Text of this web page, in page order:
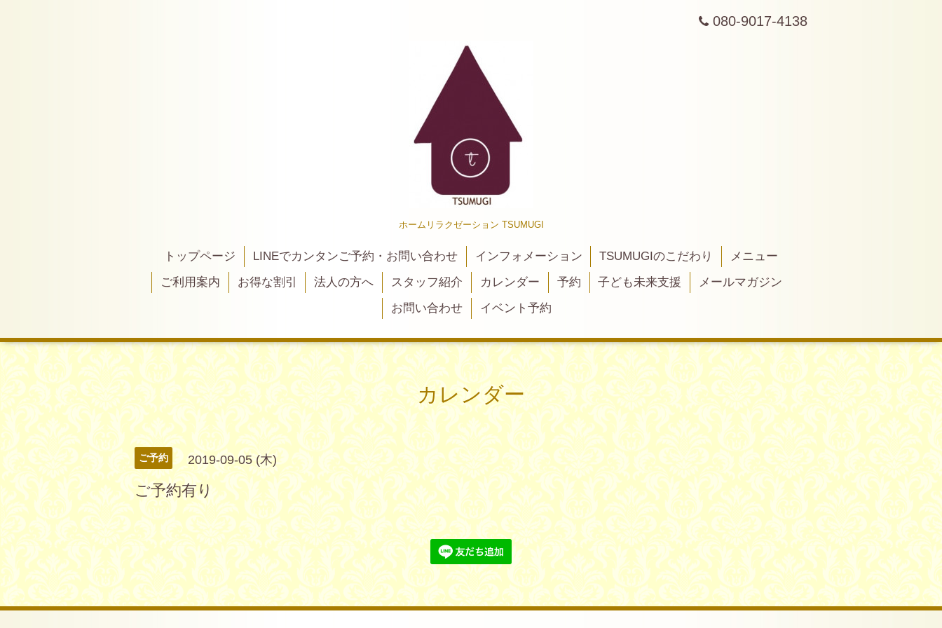
080-9017-4138
ホームリラクゼーション TSUMUGI
トップページ LINEでカンタンご予約・お問い合わせ インフォメーション TSUMUGIのこだわり
メニュー
ご利用案内
お得な割引 法人の方へ スタッフ紹介 カレンダー 予約 子ども未来支援
メールマガジン
お問い合わせ
イベント予約
カレンダー
ご予約 2019-09-05 (木)
ご予約有り